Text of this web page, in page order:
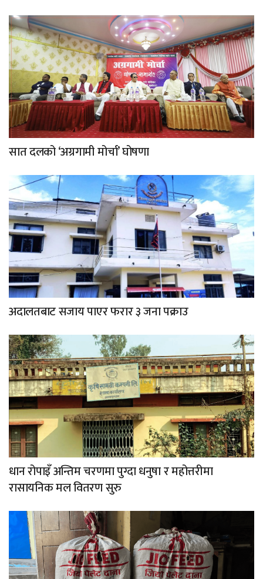
सात दलको ‘अग्रगामी मोर्चा’ घोषणा
अदालतबाट सजाय पाएर फरार ३ जना पक्राउ
धान रोपाइँ अन्तिम चरणमा पुग्दा धनुषा र महोत्तरीमा
रासायनिक मल वितरण सुरु